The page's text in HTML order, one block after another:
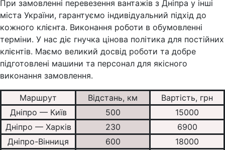
При замовленні перевезення вантажів з Дніпра у інші
міста України, гарантуємо індивідуальний підхід до
кожного клієнта. Виконання роботи в обумовленні
терміни. У нас діє гнучка цінова політика для постійних
клієнтів. Маємо великий досвід роботи та добре
підготовлені машини та персонал для якісного
виконання замовлення.
Маршрут Відстань, км
Вартість, грн
Дніпро — Київ
500
15000
Дніпро — Харків
230
6900
Дніпро-Вінниця
600
18000